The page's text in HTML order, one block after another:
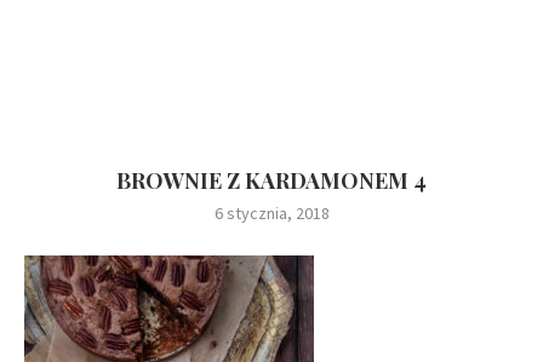
BROWNIE Z KARDAMONEM 4
6 stycznia, 2018